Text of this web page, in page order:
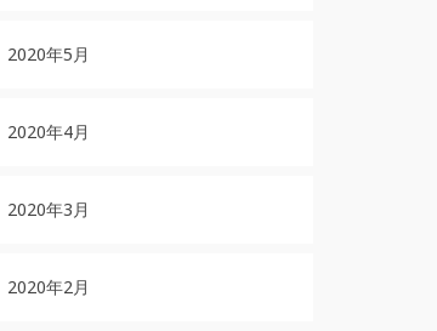
2020年5月
2020年4月
2020年3月
2020年2月